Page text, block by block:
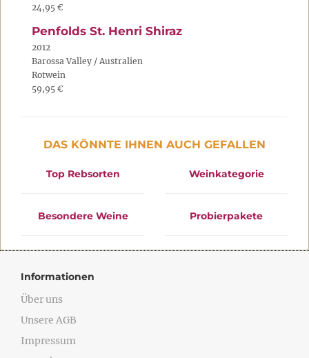
24,95 €
Penfolds St. Henri Shiraz
2012
Barossa Valley / Australien
Rotwein
59,95 €
DAS KÖNNTE IHNEN AUCH GEFALLEN
Top Rebsorten Weinkategorie
Besondere Weine Probierpakete
Informationen
Über uns
Unsere AGB
Impressum